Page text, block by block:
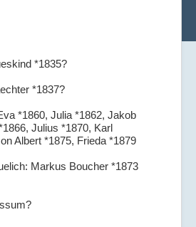
*1835?
*1837?
*1860, Julia *1862, Jakob
Julius *1870, Karl
Albert *1875, Frieda *1879
Markus Boucher *1873